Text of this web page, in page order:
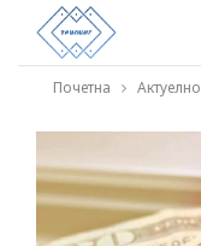
Почетна Актуелно